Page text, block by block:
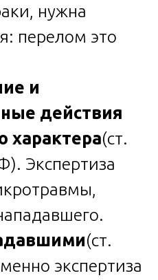
нужна
перелом это
и
действия
характера(ст.
Экспертиза
(ст.
экспертиза